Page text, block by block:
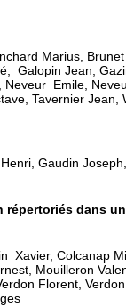
Marius,
Galopin Jean,
Neveur Emile,
Tavernier Jean,
Gaudin
répertoriés dans
Xavier, Colcanap
Mouilleron
Florent,